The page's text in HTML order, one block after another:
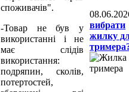
споживачів".
-Товар не був у
використанні і не
має слідів
використання:
подряпин, сколів,
потертостей,
вибрати
жилку